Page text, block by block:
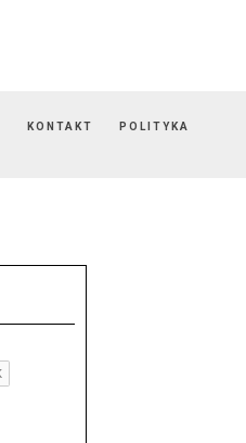
KONTAKT
POLITYKA